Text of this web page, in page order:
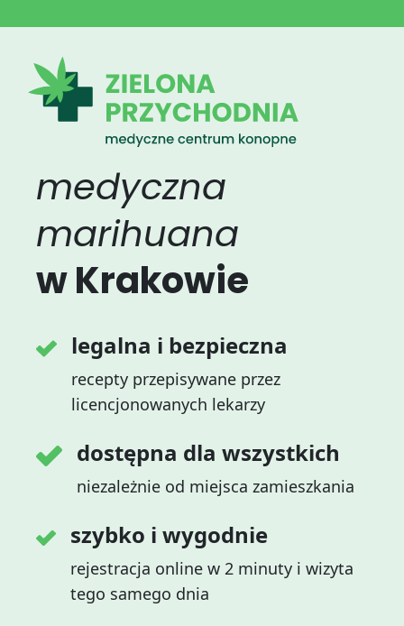
medyczna
marihuana
w Krakowie
legalna i bezpieczna
recepty przepisywane przez
licencjonowanych lekarzy
dostępna dla wszystkich
niezależnie od miejsca zamieszkania
szybko i wygodnie
rejestracja online w 2 minuty i wizyta
tego samego dnia